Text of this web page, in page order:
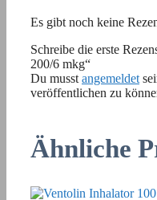
Es gibt noch keine
Schreibe die erste
200/6 mkg“
Du musst angemeldet
veröffentlichen zu
Ähnliche